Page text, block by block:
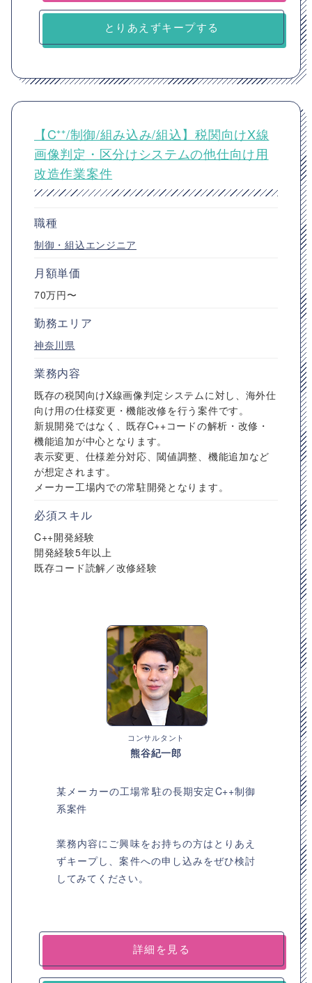
とりあえずキープする
【C⁺⁺/制御/組み込み/組込】税関向けX線
画像判定・区分けシステムの他仕向け用
改造作業案件
職種
制御・組込エンジニア
月額単価
70万円〜
勤務エリア
神奈川県
業務内容
既存の税関向けX線画像判定システムに対し、海外仕
向け用の仕様変更・機能改修を行う案件です。
新規開発ではなく、既存C++コードの解析・改修・
機能追加が中心となります。
表示変更、仕様差分対応、閾値調整、機能追加など
が想定されます。
メーカー工場内での常駐開発となります。
必須スキル
C++開発経験
開発経験5年以上
既存コード読解／改修経験
コンサルタント
熊谷紀一郎
某メーカーの工場常駐の長期安定C++制御
系案件
業務内容にご興味をお持ちの方はとりあえ
ずキープし、案件への申し込みをぜひ検討
してみてください。
詳細を見る